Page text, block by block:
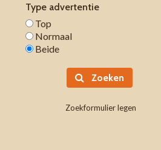
Type advertentie
Top
Normaal
Beide
Zoeken
Zoekformulier legen